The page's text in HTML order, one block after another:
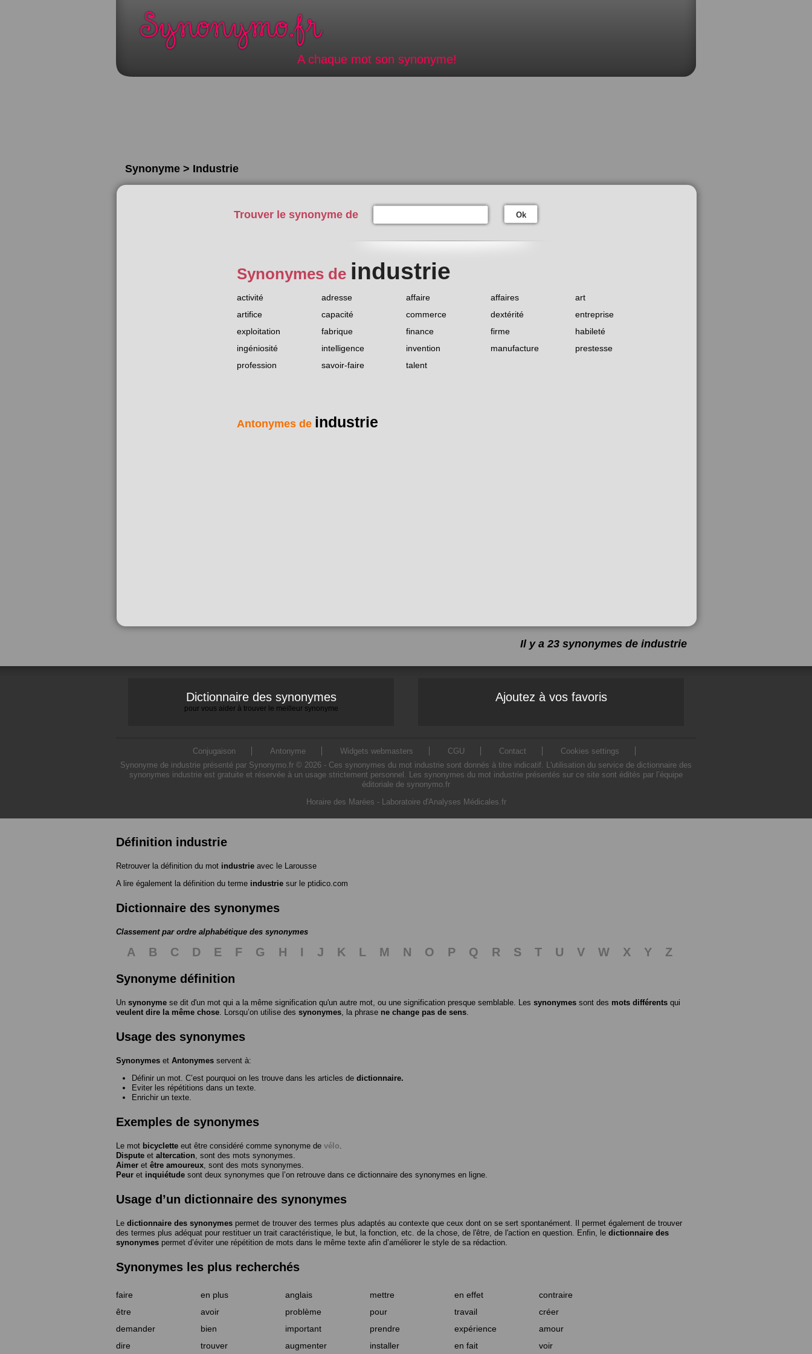
A chaque mot son synonyme!
Synonyme > Industrie
Trouver le synonyme de Ok
Synonymes de industrie
activité adresse affaire affaires
art
artifice
capacité commerce dextérité
entreprise
exploitation
fabrique finance firme
habileté
ingéniosité
intelligence invention manufacture
prestesse
profession
savoir-faire talent
Antonymes de industrie
Il y a 23 synonymes de industrie
Dictionnaire des synonymes
pour vous aider à trouver le meilleur synonyme
Ajoutez à vos favoris
Conjugaison Antonyme Widgets webmasters CGU Contact
Cookies settings
Synonyme de industrie présenté par Synonymo.fr © 2026 - Ces synonymes du mot industrie sont donnés à titre indicatif. L'utilisation du service de dictionnaire des
synonymes industrie est gratuite et réservée à un usage strictement personnel. Les synonymes du mot industrie présentés sur ce site sont édités par l’équipe
éditoriale de synonymo.fr
Horaire des Marées - Laboratoire d'Analyses Médicales.fr
Définition industrie
Retrouver la définition du mot industrie avec le Larousse
A lire également la définition du terme industrie sur le ptidico.com
Dictionnaire des synonymes
Classement par ordre alphabétique des synonymes
A B C D E F G H I J K L M N O P Q R S T U V W X Y
Z
Synonyme définition
Un synonyme se dit d'un mot qui a la même signification qu'un autre mot, ou une signification presque semblable. Les synonymes sont des mots différents qui
veulent dire la même chose . Lorsqu’on utilise des synonymes , la phrase ne change pas de sens
Usage des synonymes
Synonymes et Antonymes servent à:
Définir un mot. C’est pourquoi on les trouve dans les articles de dictionnaire.
Eviter les répétitions dans un texte.
Enrichir un texte.
Exemples de synonymes
Le mot bicyclette eut être considéré comme synonyme de vélo
Dispute et altercation , sont des mots synonymes.
Aimer et être amoureux , sont des mots synonymes.
Peur et inquiétude sont deux synonymes que l’on retrouve dans ce dictionnaire des synonymes en ligne.
Usage d’un dictionnaire des synonymes
Le dictionnaire des synonymes permet de trouver des termes plus adaptés au contexte que ceux dont on se sert spontanément. Il permet également de trouver
des termes plus adéquat pour restituer un trait caractéristique, le but, la fonction, etc. de la chose, de l'être, de l'action en question. Enfin, le dictionnaire des
synonymes permet d’éviter une répétition de mots dans le même texte afin d’améliorer le style de sa rédaction.
Synonymes les plus recherchés
faire en plus anglais mettre en effet
contraire
être
avoir problème pour travail
créer
demander
bien important prendre expérience
amour
dire
trouver augmenter installer en fait voir